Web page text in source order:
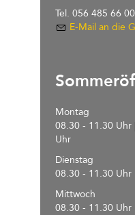
Tel. 056 485 66 00
E-Mail an die
Montag
08.30 - 11.30 Uhr
Uhr
Dienstag
08.30 - 11.30 Uhr
Mittwoch
08.30 - 11.30 Uhr